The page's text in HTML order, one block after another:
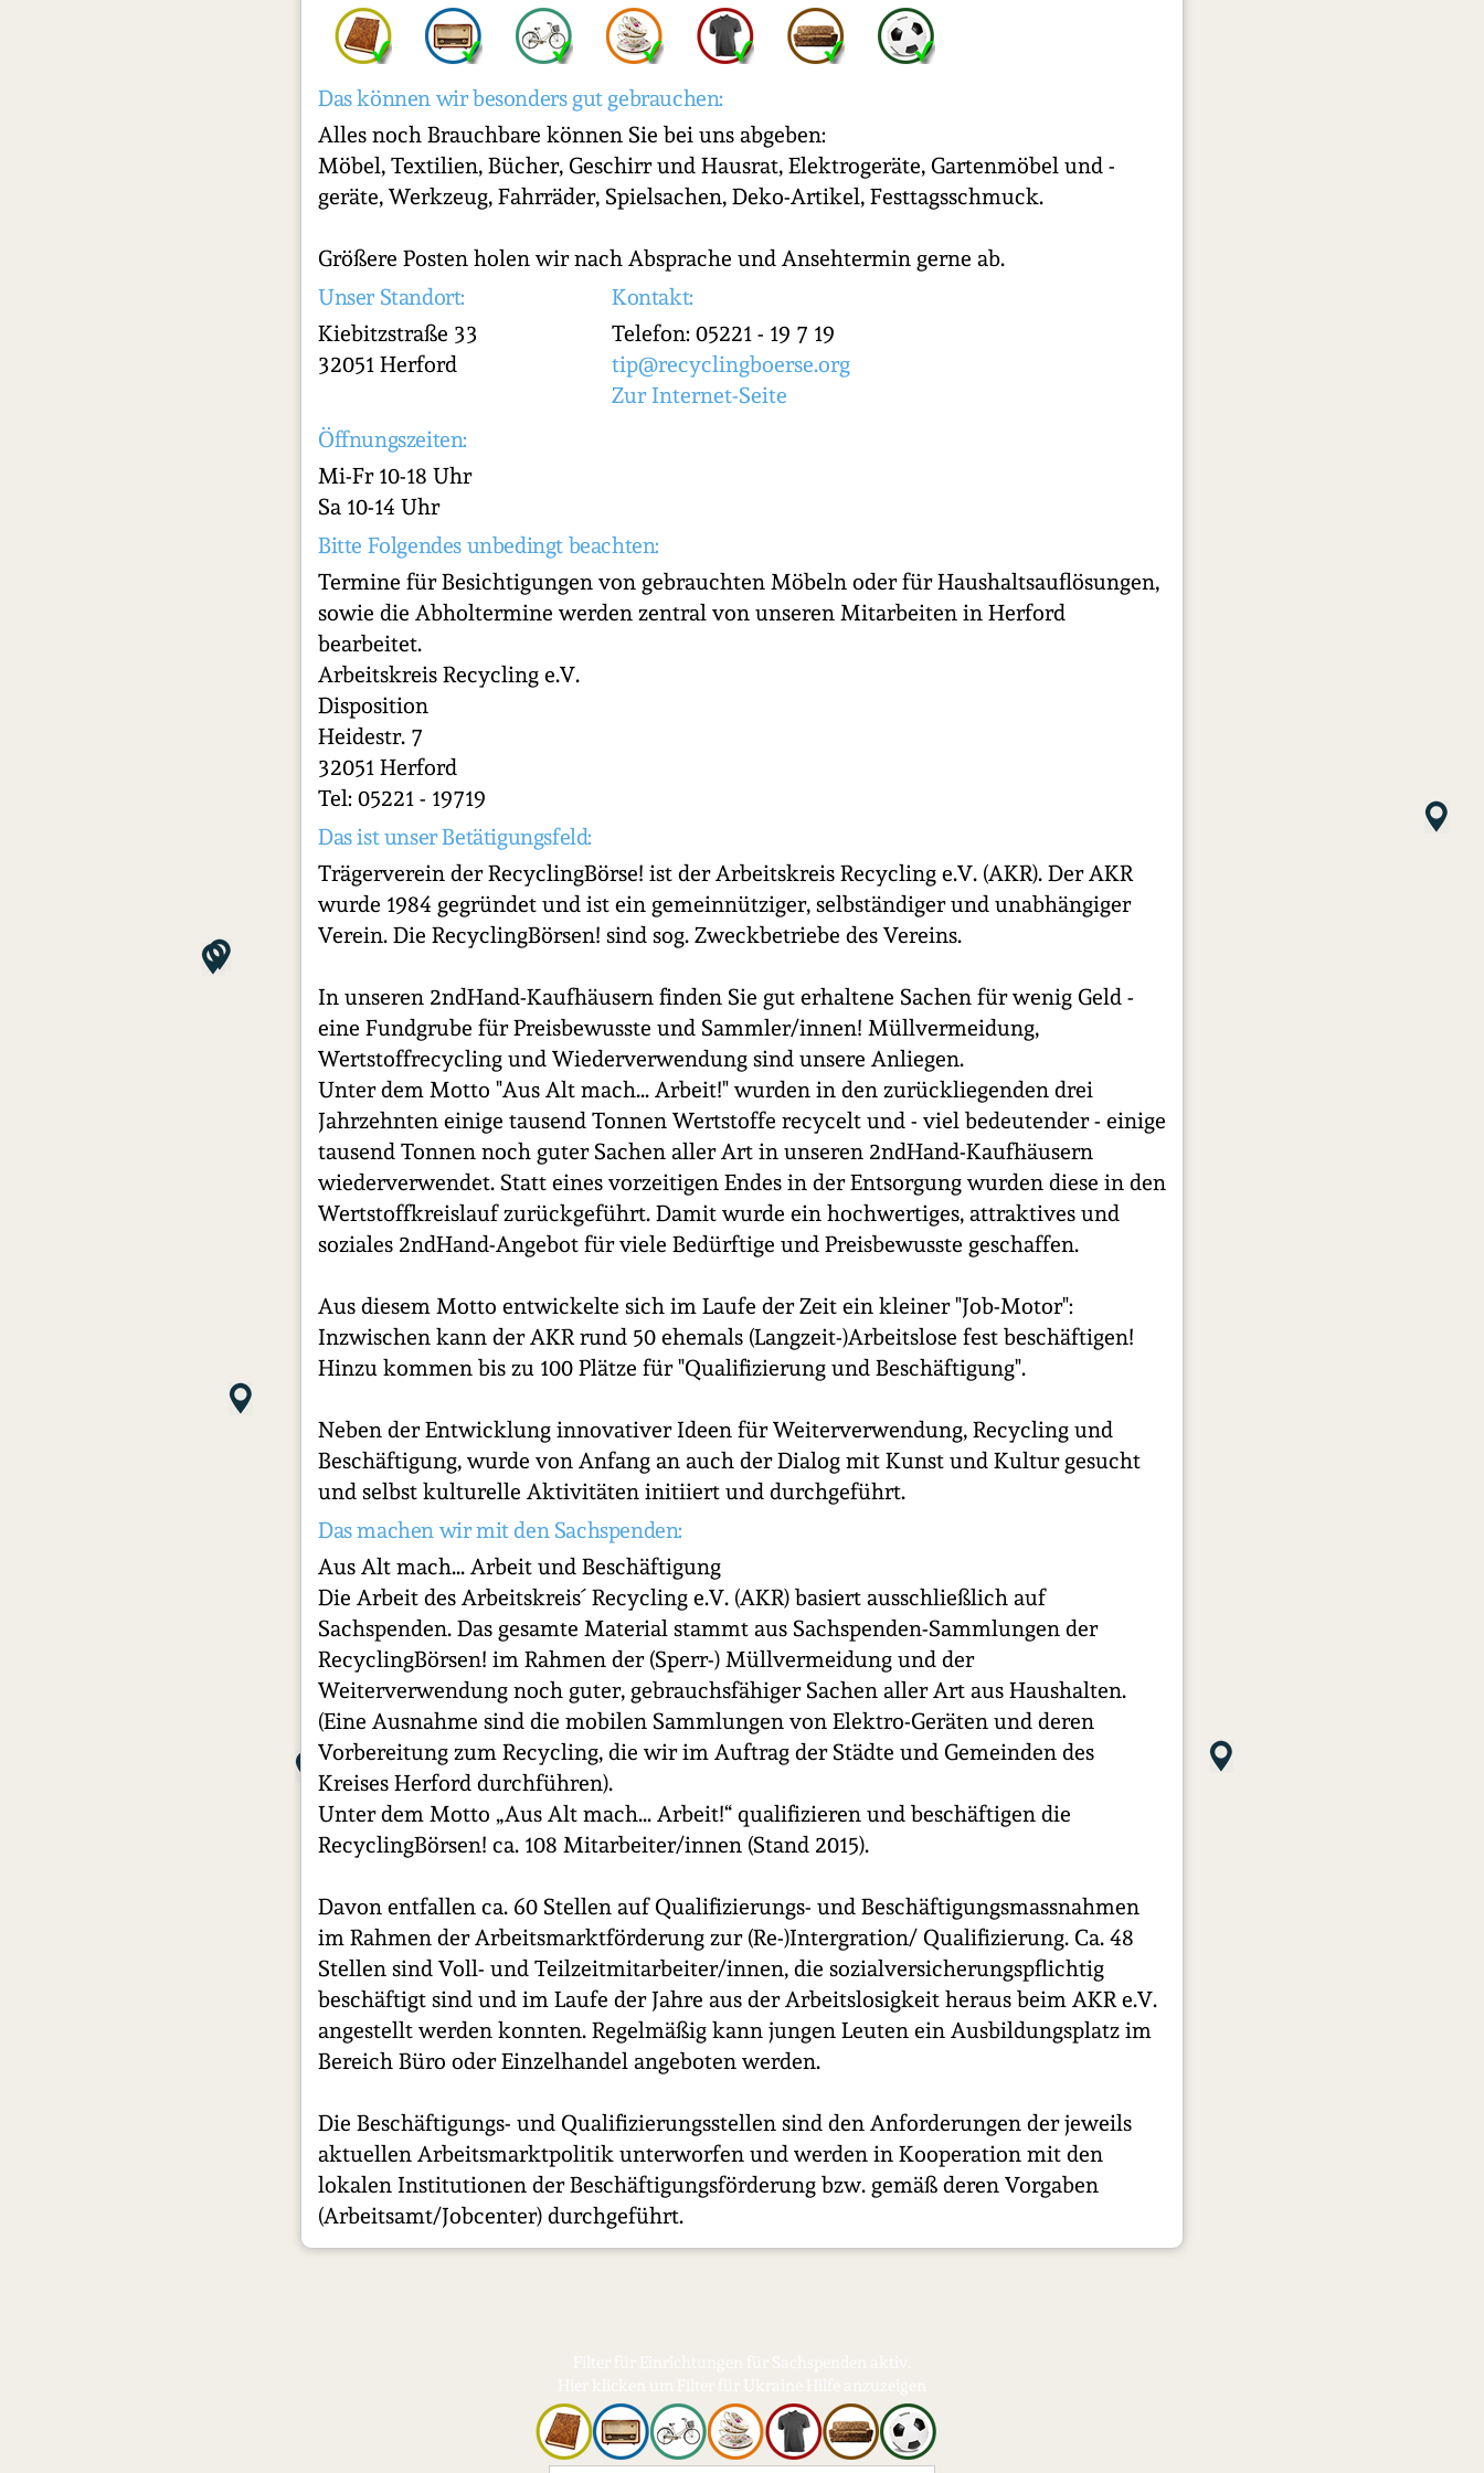
Das können wir besonders gut gebrauchen:
Alles noch Brauchbare können Sie bei uns abgeben:
Möbel, Textilien, Bücher, Geschirr und Hausrat, Elektrogeräte, Gartenmöbel und -
geräte, Werkzeug, Fahrräder, Spielsachen, Deko-Artikel, Festtagsschmuck.
Größere Posten holen wir nach Absprache und Ansehtermin gerne ab.
Unser Standort:
Kiebitzstraße 33
32051 Herford
Kontakt:
Telefon: 05221 - 19 7 19
tip@recyclingboerse.org
Zur Internet-Seite
Öffnungszeiten:
Mi-Fr 10-18 Uhr
Sa 10-14 Uhr
Bitte Folgendes unbedingt beachten:
Termine für Besichtigungen von gebrauchten Möbeln oder für Haushaltsauflösungen,
sowie die Abholtermine werden zentral von unseren Mitarbeiten in Herford
bearbeitet.
Arbeitskreis Recycling e.V.
Disposition
Heidestr. 7
32051 Herford
Tel: 05221 - 19719
Das ist unser Betätigungsfeld:
Trägerverein der RecyclingBörse! ist der Arbeitskreis Recycling e.V. (AKR). Der AKR
wurde 1984 gegründet und ist ein gemeinnütziger, selbständiger und unabhängiger
Verein. Die RecyclingBörsen! sind sog. Zweckbetriebe des Vereins.
In unseren 2ndHand-Kaufhäusern finden Sie gut erhaltene Sachen für wenig Geld -
eine Fundgrube für Preisbewusste und Sammler/innen! Müllvermeidung,
Wertstoffrecycling und Wiederverwendung sind unsere Anliegen.
Unter dem Motto "Aus Alt mach... Arbeit!" wurden in den zurückliegenden drei
Jahrzehnten einige tausend Tonnen Wertstoffe recycelt und - viel bedeutender - einige
tausend Tonnen noch guter Sachen aller Art in unseren 2ndHand-Kaufhäusern
wiederverwendet. Statt eines vorzeitigen Endes in der Entsorgung wurden diese in den
Wertstoffkreislauf zurückgeführt. Damit wurde ein hochwertiges, attraktives und
soziales 2ndHand-Angebot für viele Bedürftige und Preisbewusste geschaffen.
Aus diesem Motto entwickelte sich im Laufe der Zeit ein kleiner "Job-Motor":
Inzwischen kann der AKR rund 50 ehemals (Langzeit-)Arbeitslose fest beschäftigen!
Hinzu kommen bis zu 100 Plätze für "Qualifizierung und Beschäftigung".
Neben der Entwicklung innovativer Ideen für Weiterverwendung, Recycling und
Beschäftigung, wurde von Anfang an auch der Dialog mit Kunst und Kultur gesucht
und selbst kulturelle Aktivitäten initiiert und durchgeführt.
Das machen wir mit den Sachspenden:
Aus Alt mach... Arbeit und Beschäftigung
Die Arbeit des Arbeitskreis´ Recycling e.V. (AKR) basiert ausschließlich auf
Sachspenden. Das gesamte Material stammt aus Sachspenden-Sammlungen der
RecyclingBörsen! im Rahmen der (Sperr-) Müllvermeidung und der
Weiterverwendung noch guter, gebrauchsfähiger Sachen aller Art aus Haushalten.
(Eine Ausnahme sind die mobilen Sammlungen von Elektro-Geräten und deren
Vorbereitung zum Recycling, die wir im Auftrag der Städte und Gemeinden des
Kreises Herford durchführen).
Unter dem Motto „Aus Alt mach... Arbeit!“ qualifizieren und beschäftigen die
RecyclingBörsen! ca. 108 Mitarbeiter/innen (Stand 2015).
Davon entfallen ca. 60 Stellen auf Qualifizierungs- und Beschäftigungsmassnahmen
im Rahmen der Arbeitsmarktförderung zur (Re-)Intergration/ Qualifizierung. Ca. 48
Stellen sind Voll- und Teilzeitmitarbeiter/innen, die sozialversicherungspflichtig
beschäftigt sind und im Laufe der Jahre aus der Arbeitslosigkeit heraus beim AKR e.V.
angestellt werden konnten. Regelmäßig kann jungen Leuten ein Ausbildungsplatz im
Bereich Büro oder Einzelhandel angeboten werden.
Die Beschäftigungs- und Qualifizierungsstellen sind den Anforderungen der jeweils
aktuellen Arbeitsmarktpolitik unterworfen und werden in Kooperation mit den
lokalen Institutionen der Beschäftigungsförderung bzw. gemäß deren Vorgaben
(Arbeitsamt/Jobcenter) durchgeführt.